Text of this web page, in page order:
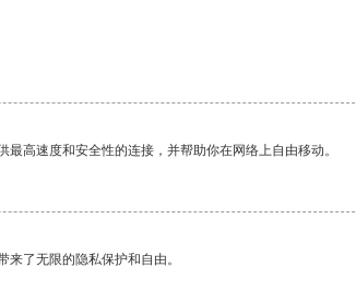
高速度和安全性的连接，并帮助你在网络上自由移动。
了无限的隐私保护和自由。